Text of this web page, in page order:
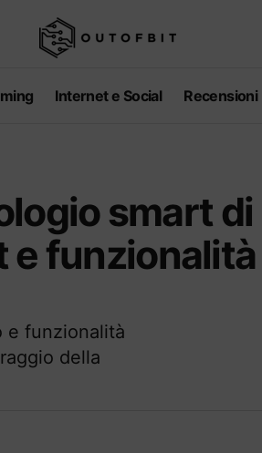
Internet e Social Recensioni
smart di
e funzionalità
e funzionalità
della